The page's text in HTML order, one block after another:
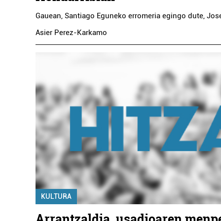
Gauean, Santiago Eguneko erromeria egingo dute,
Asier Perez-Karkamo
KULTURA
Ikastetxeak
DEIKAGEST OINARRIZKO
LANBIDE HEZ...
Errenteria-Orereta